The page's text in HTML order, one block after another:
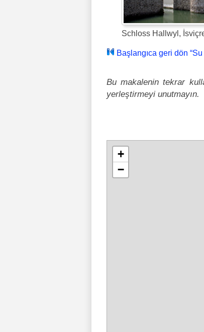
Schloss Hallwyl,
Başlangıca geri dön
Bu makalenin tekrar
yerleştirmeyi unutmayın.
+
−